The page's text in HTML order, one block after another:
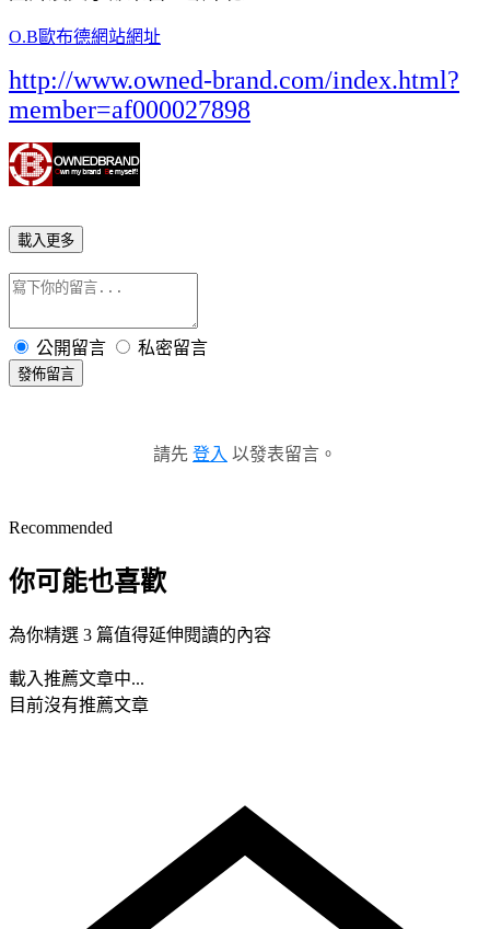
O.B歐布德網站網址
http://www.owned-brand.com/index.html?
member=af000027898
載入更多
公開留言 私密留言
發佈留言
請先 登入 以發表留言。
Recommended
你可能也喜歡
為你精選 3 篇值得延伸閱讀的內容
載入推薦文章中...
目前沒有推薦文章